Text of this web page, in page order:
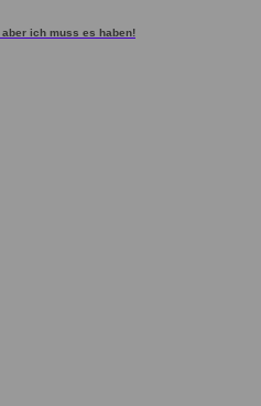
ich muss es haben!